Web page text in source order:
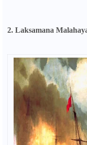
2. Laksamana